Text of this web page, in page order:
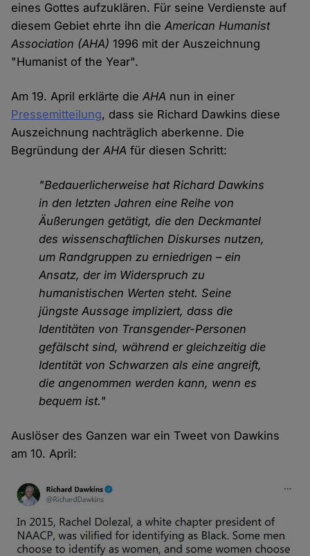
eines Gottes aufzuklären. Für seine Verdienste auf
diesem Gebiet ehrte ihn dieAmerican Humanist
Association (AHA) 1996 mit der Auszeichnung
"Humanist of the Year".
Am 19. April erklärte dieAHA nun in einer
Pressemitteilung, dass sie Richard Dawkins diese
Auszeichnung nachträglich aberkenne. Die
Begründung derAHA für diesen Schritt:
"Bedauerlicherweise hat Richard Dawkins
in den letzten Jahren eine Reihe von
Äußerungen getätigt, die den Deckmantel
des wissenschaftlichen Diskurses nutzen,
um Randgruppen zu erniedrigen – ein
Ansatz, der im Widerspruch zu
humanistischen Werten steht. Seine
jüngste Aussage impliziert, dass die
Identitäten von Transgender-Personen
gefälscht sind, während er gleichzeitig die
Identität von Schwarzen als eine angreift,
die angenommen werden kann, wenn es
bequem ist."
Auslöser des Ganzen war ein Tweet von Dawkins
am 10. April: